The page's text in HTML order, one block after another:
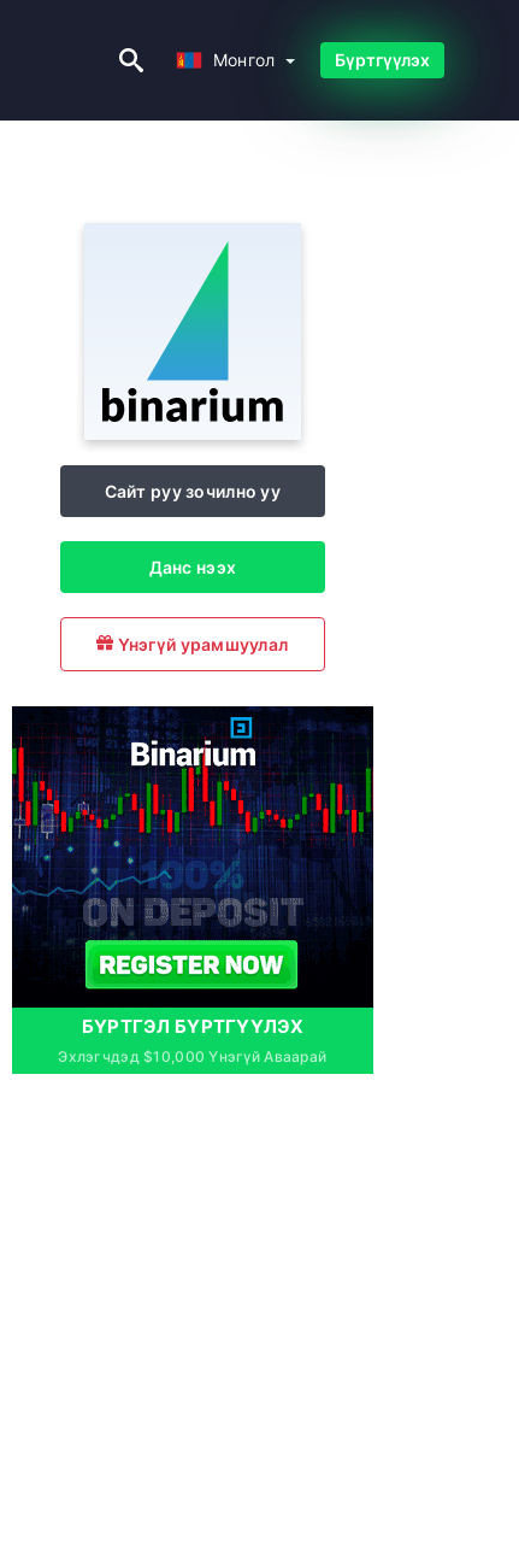
Монгол Бүртгүүлэх
Сайт руу зочилно уу
Данс нээх
Үнэгүй урамшуулал
БҮРТГЭЛ БҮРТГҮҮЛЭХ
Эхлэгчдэд $10,000 Үнэгүй Аваарай